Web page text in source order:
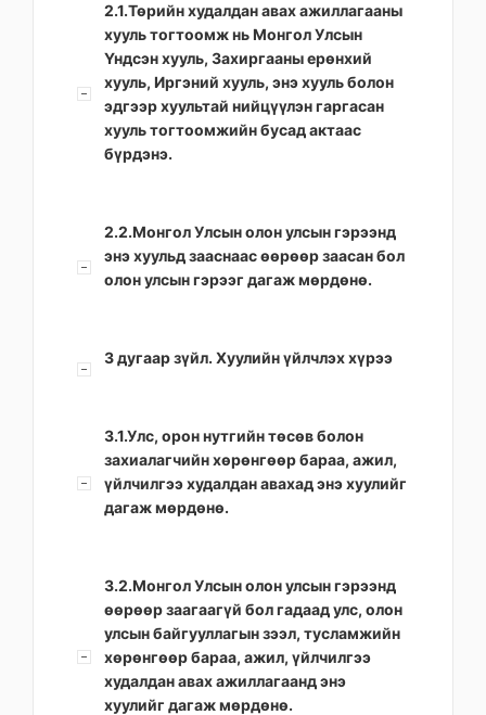
2.1.Төрийн худалдан авах ажиллагааны
хууль тогтоомж нь Монгол Улсын
Үндсэн хууль, Захиргааны ерөнхий
хууль, Иргэний хууль, энэ хууль болон
эдгээр хуультай нийцүүлэн гаргасан
хууль тогтоомжийн бусад актаас
бүрдэнэ.
2.2.Монгол Улсын олон улсын гэрээнд
энэ хуульд зааснаас өөрөөр заасан бол
олон улсын гэрээг дагаж мөрдөнө.
3 дугаар зүйл. Хуулийн үйлчлэх хүрээ
3.1.Улс, орон нутгийн төсөв болон
захиалагчийн хөрөнгөөр бараа, ажил,
үйлчилгээ худалдан авахад энэ хуулийг
дагаж мөрдөнө.
3.2.Монгол Улсын олон улсын гэрээнд
өөрөөр заагаагүй бол гадаад улс, олон
улсын байгууллагын зээл, тусламжийн
хөрөнгөөр бараа, ажил, үйлчилгээ
худалдан авах ажиллагаанд энэ
хуулийг дагаж мөрдөнө.